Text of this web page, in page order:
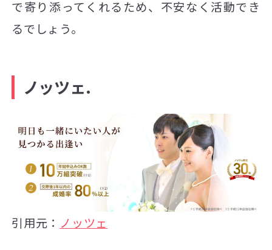
で寄り添ってくれるため、不安なく活動でき
るでしょう。
ノッツェ.
引用元： ノッツェ